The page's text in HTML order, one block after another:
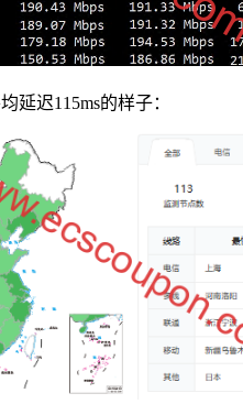
延迟115ms的样子：